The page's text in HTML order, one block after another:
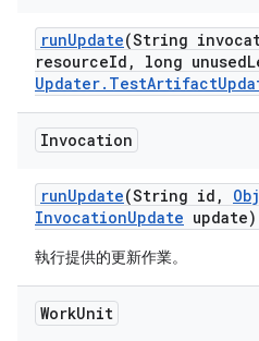
runUpdate(String
resourceId , long unused
Updater. TestArtifact
Invocation
runUpdate(String id ,
InvocationUpdate update)
執行提供的更新作業。
WorkUnit